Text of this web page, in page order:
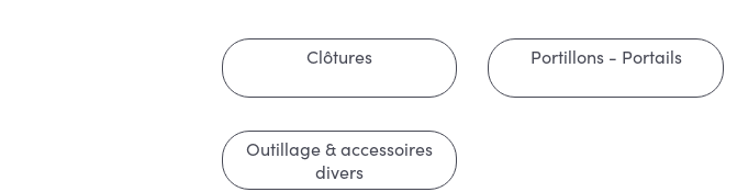
Clôtures Portillons - Portails
Outillage & accessoires
divers